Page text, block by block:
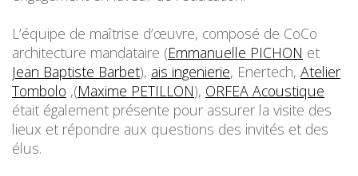
L’équipe de maîtrise d’œuvre, composé de CoCo
architecture mandataire (Emmanuelle PICHON et
Jean Baptiste Barbet), ais ingenierie, Enertech, Atelier
Tombolo ,(Maxime PETILLON), ORFEA Acoustique
était également présente pour assurer la visite des
lieux et répondre aux questions des invités et des
élus.